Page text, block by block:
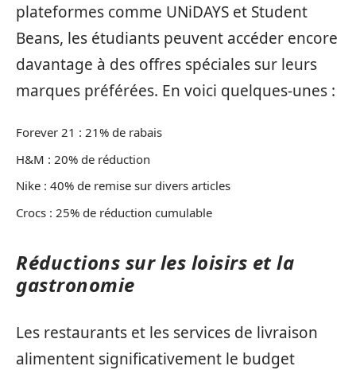
plateformes comme UNiDAYS et Student
Beans, les étudiants peuvent accéder encore
davantage à des offres spéciales sur leurs
marques préférées. En voici quelques-unes :
Forever 21 : 21% de rabais
H&M : 20% de réduction
Nike : 40% de remise sur divers articles
Crocs : 25% de réduction cumulable
Réductions sur les loisirs et la
gastronomie
Les restaurants et les services de livraison
alimentent significativement le budget